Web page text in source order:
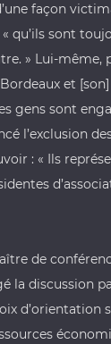
façon
qu’ils sont
» Lui-même,
et
gens sont
l’exclusion
: « Ils
de
la discussion
d’orientation